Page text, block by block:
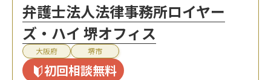
弁護士法人法律事務所ロイヤー
ズ・ハイ 堺オフィス
大阪府 堺市
初回相談無料